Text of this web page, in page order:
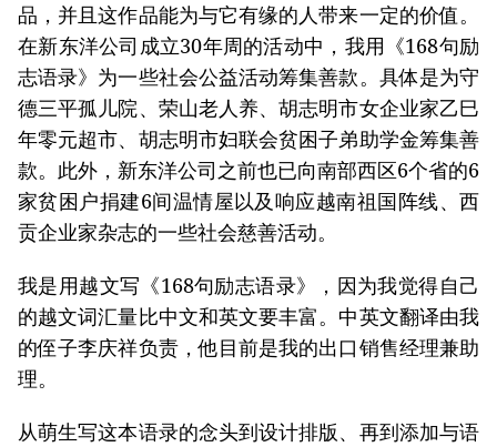
品，并且这作品能为与它有缘的人带来一定的价值。
在新东洋公司成立30年周的活动中，我用《168句励
志语录》为一些社会公益活动筹集善款。具体是为守
德三平孤儿院、荣山老人养、胡志明市女企业家乙巳
年零元超市、胡志明市妇联会贫困子弟助学金筹集善
款。此外，新东洋公司之前也已向南部西区6个省的6
家贫困户捐建6间温情屋以及响应越南祖国阵线、西
贡企业家杂志的一些社会慈善活动。
我是用越文写《168句励志语录》，因为我觉得自己
的越文词汇量比中文和英文要丰富。中英文翻译由我
的侄子李庆祥负责，他目前是我的出口销售经理兼助
理。
从萌生写这本语录的念头到设计排版、再到添加与语